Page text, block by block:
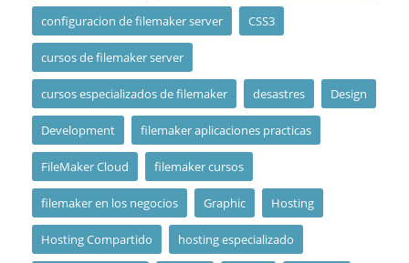
configuracion de filemaker server CSS3
cursos de filemaker server
cursos especializados de filemaker desastres Design
Development filemaker aplicaciones practicas
FileMaker Cloud filemaker cursos
filemaker en los negocios Graphic Hosting
Hosting Compartido hosting especializado